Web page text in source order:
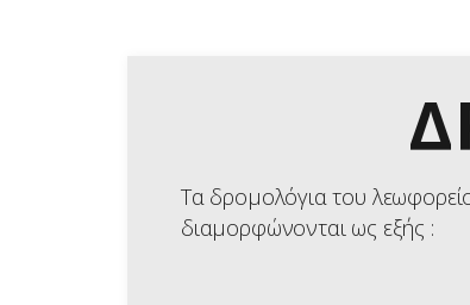
Τα δρομολόγια του
διαμορφώνονται ως εξής :